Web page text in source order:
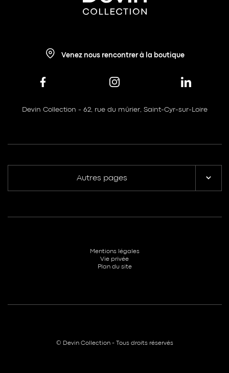
Venez nous rencontrer à la boutique
Devin Collection - 62, rue du mûrier, Saint-Cyr-sur-Loire
Autres pages
© Devin Collection - Tous droits réservés
Mentions légales
Vie privée
Plan du site